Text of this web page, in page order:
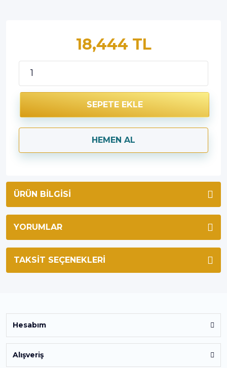
18,444 TL
SEPETE EKLE
HEMEN AL
ÜRÜN BILGISI
YORUMLAR
TAKSIT SEÇENEKLERI
Hesabım
Alışveriş